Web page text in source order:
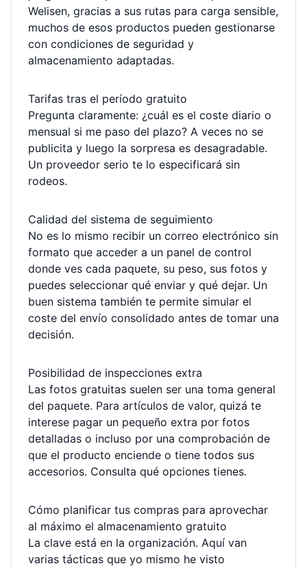
Welisen, gracias a sus rutas para carga sensible,
muchos de esos productos pueden gestionarse
con condiciones de seguridad y
almacenamiento adaptadas.
Tarifas tras el período gratuito
Pregunta claramente: ¿cuál es el coste diario o
mensual si me paso del plazo? A veces no se
publicita y luego la sorpresa es desagradable.
Un proveedor serio te lo especificará sin
rodeos.
Calidad del sistema de seguimiento
No es lo mismo recibir un correo electrónico sin
formato que acceder a un panel de control
donde ves cada paquete, su peso, sus fotos y
puedes seleccionar qué enviar y qué dejar. Un
buen sistema también te permite simular el
coste del envío consolidado antes de tomar una
decisión.
Posibilidad de inspecciones extra
Las fotos gratuitas suelen ser una toma general
del paquete. Para artículos de valor, quizá te
interese pagar un pequeño extra por fotos
detalladas o incluso por una comprobación de
que el producto enciende o tiene todos sus
accesorios. Consulta qué opciones tienes.
Cómo planificar tus compras para aprovechar
al máximo el almacenamiento gratuito
La clave está en la organización. Aquí van
varias tácticas que yo mismo he visto